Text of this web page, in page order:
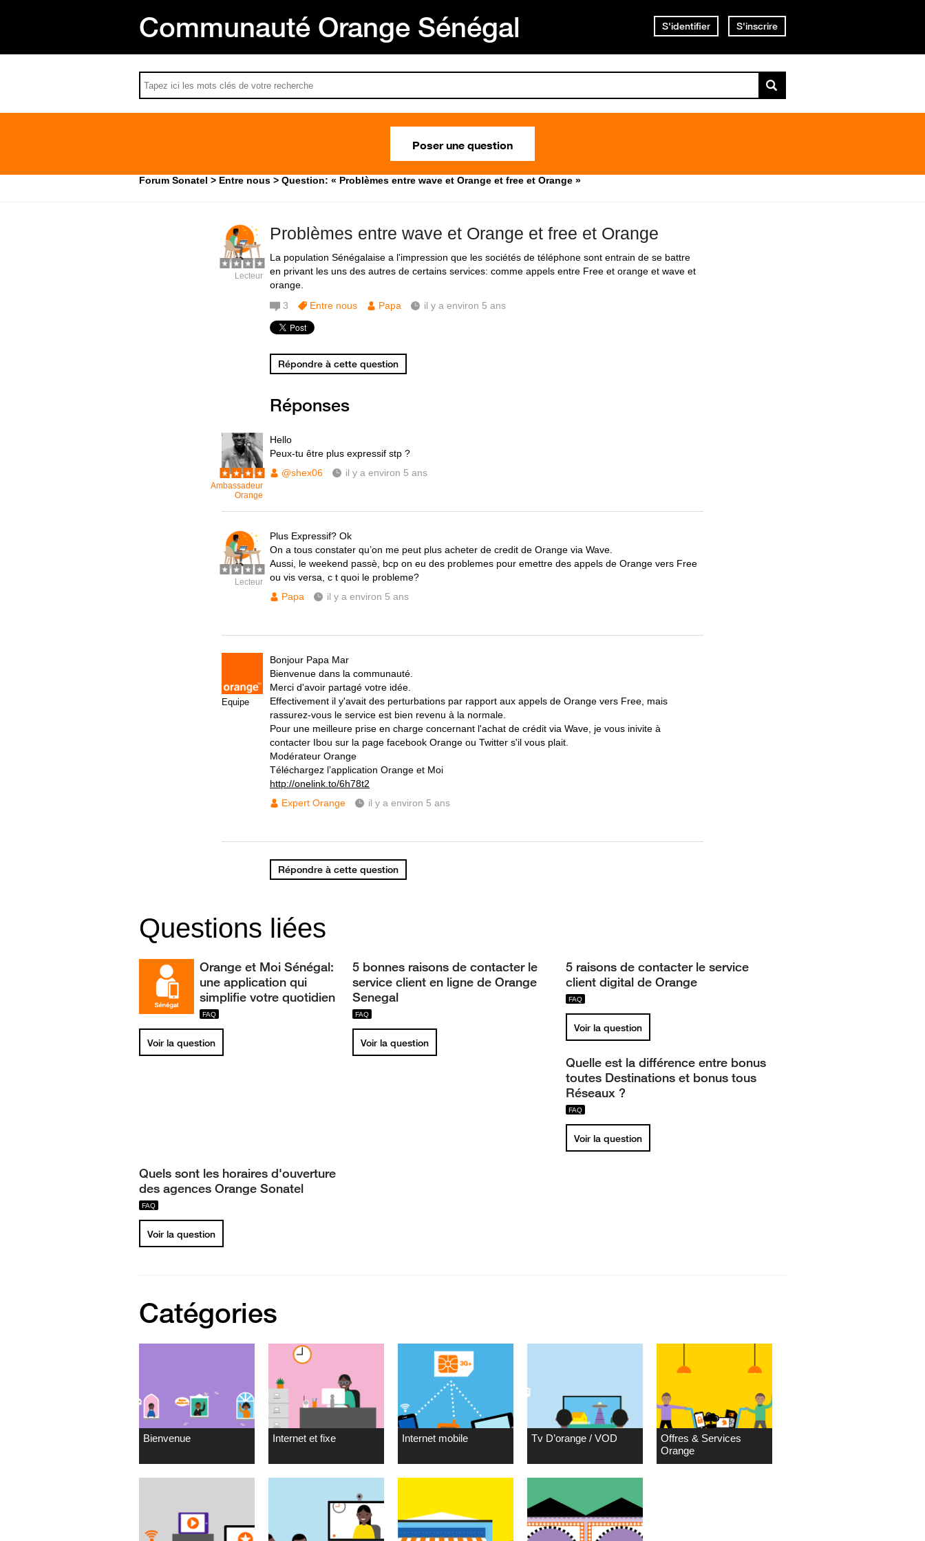
Communauté Orange Sénégal S'identifier S'inscrire
Poser une question
Forum Sonatel Entre nous Question: « Problèmes entre wave et Orange et free et Orange »
Problèmes entre wave et Orange et free et Orange
La population Sénégalaise a l'impression que les sociétés de téléphone sont entrain de se battre
en privant les uns des autres de certains services: comme appels entre Free et orange et wave et
orange.
Lecteur
3 Entre nous Papa il y a environ 5 ans
Répondre à cette question
Réponses
Ambassadeur
Orange
Hello
Peux-tu être plus expressif stp ?
@shex06
il y a environ 5 ans
Lecteur
Plus Expressif? Ok
On a tous constater qu’on me peut plus acheter de credit de Orange via Wave.
Aussi, le weekend passè, bcp on eu des problemes pour emettre des appels de Orange vers Free
ou vis versa, c t quoi le probleme?
Papa
il y a environ 5 ans
Equipe
Bonjour Papa Mar
Bienvenue dans la communauté.
Merci d'avoir partagé votre idée.
Effectivement il y'avait des perturbations par rapport aux appels de Orange vers Free, mais
rassurez-vous le service est bien revenu à la normale.
Pour une meilleure prise en charge concernant l'achat de crédit via Wave, je vous inivite à
contacter Ibou sur la page facebook Orange ou Twitter s'il vous plait.
Modérateur Orange
Téléchargez l’application Orange et Moi
http://onelink.to/6h78t2
Expert Orange
il y a environ 5 ans
Répondre à cette question
Questions liées
Orange et Moi Sénégal:
une application qui
simplifie votre quotidien
Voir la question
5 bonnes raisons de contacter le
service client en ligne de Orange
Senegal
Voir la question
5 raisons de contacter le service
client digital de Orange
Voir la question
Quelle est la différence entre bonus
toutes Destinations et bonus tous
Réseaux ?
Voir la question
Quels sont les horaires d'ouverture
des agences Orange Sonatel
Voir la question
Catégories
Bienvenue Internet et fixe Internet mobile Tv D’orange / VOD
Offres & Services
Orange